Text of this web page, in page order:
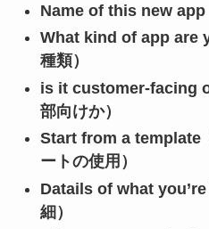
Name of this new app
What kind of app are
種類）
is it customer-facing
部向けか）
Start from a template
ートの使用）
Datails of what
細）